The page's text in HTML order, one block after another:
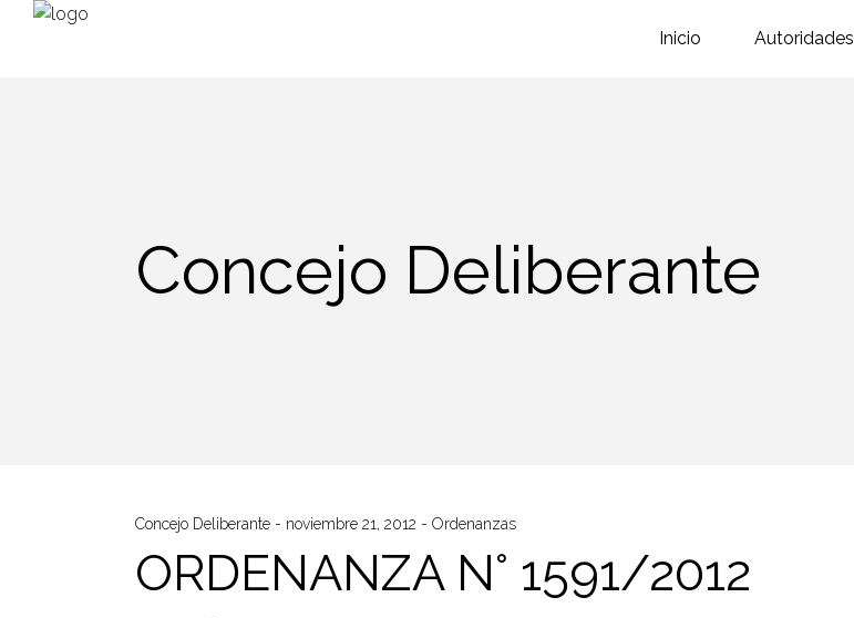
Inicio Autoridades
Concejo Deliberante
Concejo Deliberante noviembre 21, 2012 Ordenanzas
ORDENANZA N° 1591/2012